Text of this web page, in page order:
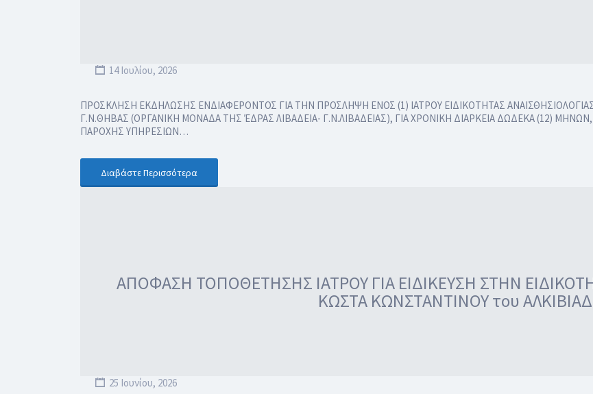
14 Ιουλίου, 2026
ΠΡΟΣΚΛΗΣΗ ΕΚΔΗΛΩΣΗΣ ΕΝΔΙΑΦΕΡΟΝΤΟΣ ΓΙΑ ΤΗΝ ΠΡΟΣΛΗΨΗ ΕΝΟΣ (1) ΙΑΤΡΟΥ ΕΙΔΙΚΟΤΗΤΑΣ
Γ.Ν.ΘΗΒΑΣ (ΟΡΓΑΝΙΚΗ ΜΟΝΑΔΑ ΤΗΣ ΈΔΡΑΣ ΛΙΒΑΔΕΙΑ- Γ.Ν.ΛΙΒΑΔΕΙΑΣ), ΓΙΑ ΧΡΟΝΙΚΗ ΔΙΑΡΚΕΙΑ ΔΩΔΕΚΑ (12)
ΠΑΡΟΧΗΣ ΥΠΗΡΕΣΙΩΝ…
Διαβάστε Περισσότερα
ΑΠΟΦΑΣΗ ΤΟΠΟΘΕΤΗΣΗΣ ΙΑΤΡΟΥ ΓΙΑ ΕΙΔΙΚΕΥΣΗ ΣΤΗΝ
ΚΩΣΤΑ ΚΩΝΣΤΑΝΤΙΝΟΥ του
25 Ιουνίου, 2026